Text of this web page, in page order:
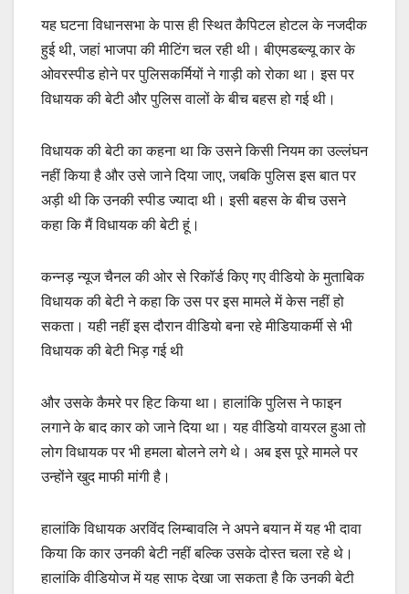
यह घटना विधानसभा के पास ही स्थित कैपिटल होटल के नजदीक
हुई थी, जहां भाजपा की मीटिंग चल रही थी। बीएमडब्ल्यू कार के
ओवरस्पीड होने पर पुलिसकर्मियों ने गाड़ी को रोका था। इस पर
विधायक की बेटी और पुलिस वालों के बीच बहस हो गई थी।
विधायक की बेटी का कहना था कि उसने किसी नियम का उल्लंघन
नहीं किया है और उसे जाने दिया जाए, जबकि पुलिस इस बात पर
अड़ी थी कि उनकी स्पीड ज्यादा थी। इसी बहस के बीच उसने
कहा कि मैं विधायक की बेटी हूं।
कन्नड़ न्यूज चैनल की ओर से रिकॉर्ड किए गए वीडियो के मुताबिक
विधायक की बेटी ने कहा कि उस पर इस मामले में केस नहीं हो
सकता। यही नहीं इस दौरान वीडियो बना रहे मीडियाकर्मी से भी
विधायक की बेटी भिड़ गई थी
और उसके कैमरे पर हिट किया था। हालांकि पुलिस ने फाइन
लगाने के बाद कार को जाने दिया था। यह वीडियो वायरल हुआ तो
लोग विधायक पर भी हमला बोलने लगे थे। अब इस पूरे मामले पर
उन्होंने खुद माफी मांगी है।
हालांकि विधायक अरविंद लिम्बावलि ने अपने बयान में यह भी दावा
किया कि कार उनकी बेटी नहीं बल्कि उसके दोस्त चला रहे थे।
हालांकि वीडियोज में यह साफ देखा जा सकता है कि उनकी बेटी